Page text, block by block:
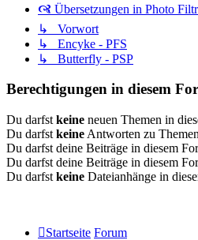
🙧 Übersetzungen in Photo
↳ Vorwort
↳ Encyke - PFS
↳ Butterfly - PSP
Berechtigungen in diesem
Du darfst keine neuen Themen in
Du darfst keine Antworten zu
Du darfst deine Beiträge in diesem
Du darfst deine Beiträge in diesem
Du darfst keine Dateianhänge in
Startseite Forum